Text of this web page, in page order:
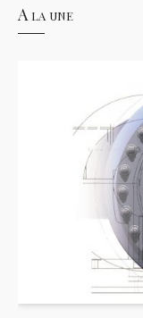
A la une